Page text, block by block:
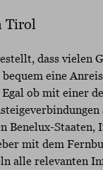
Tirol
dass vielen
eine
ob mit einer
Benelux-Staaten,
mit dem
alle relevanten